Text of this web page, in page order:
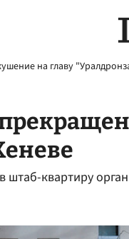
на главу
квартиру